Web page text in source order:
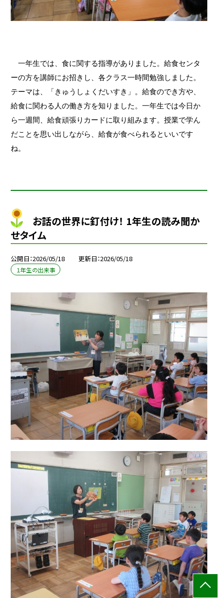
一年生では、食に関する指導がありました。給食センタ
ーの方を講師にお招きし、各クラス一時間勉強しました。
テーマは、「きゅうしょくだいすき」。給食のでき方や、
給食に関わる人の働き方を知りました。一年生では今日か
ら一週間、給食頑張りカードに取り組みます。授業で学ん
だことを思い出しながら、給食が食べられるといいです
ね。
お話の世界に釘付け！ 1年生の読み聞か
せタイム
公開日 2026/05/18 更新日 2026/05/18
１年生の出来事